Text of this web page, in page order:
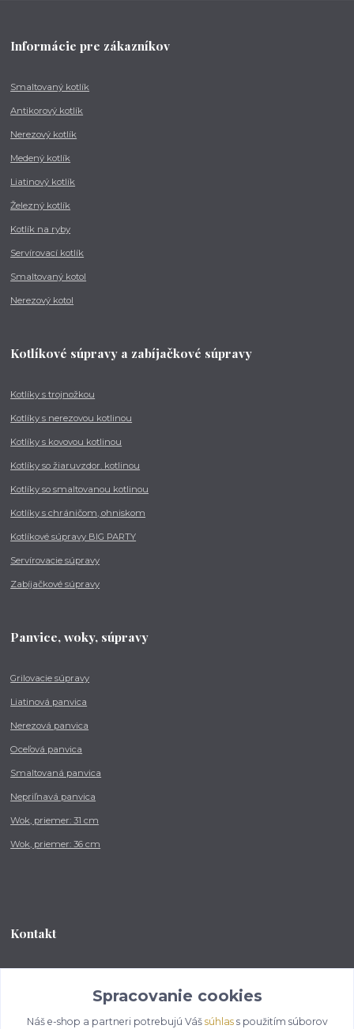
Informácie pre zákazníkov
Smaltovaný kotlík
Antikorový kotlík
Nerezový kotlík
Medený kotlík
Liatinový kotlík
Železný kotlík
Kotlík na ryby
Servírovací kotlík
Smaltovaný kotol
Nerezový kotol
Kotlíkové súpravy a zabíjačkové súpravy
Kotlíky s trojnožkou
Kotlíky s nerezovou kotlinou
Kotlíky s kovovou kotlinou
Kotlíky so žiaruvzdor. kotlinou
Kotlíky so smaltovanou kotlinou
Kotlíky s chráničom, ohniskom
Kotlíkové súpravy BIG PARTY
Servírovacie súpravy
Zabíjačkové súpravy
Panvice, woky, súpravy
Grilovacie súpravy
Liatinová panvica
Nerezová panvica
Oceľová panvica
Smaltovaná panvica
Nepriľnavá panvica
Wok, priemer: 31 cm
Wok, priemer: 36 cm
Kontakt
od 8:00 - do 16:00 hodSpracovanie cookies
Náš e-shop a partneri potrebujú Váš súhlass použitím súborov